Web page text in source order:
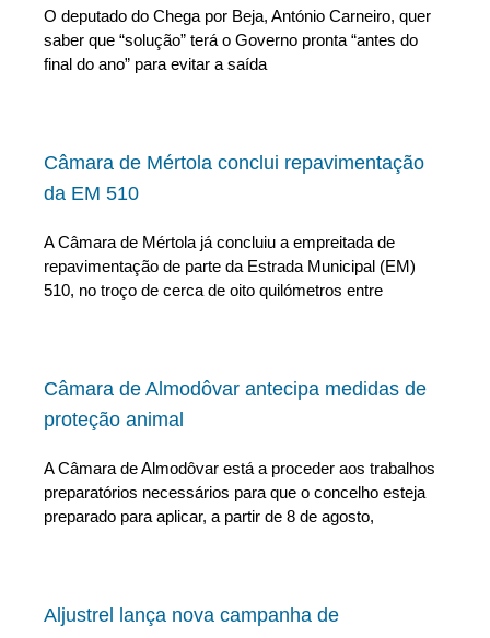
O deputado do Chega por Beja, António Carneiro, quer
saber que “solução” terá o Governo pronta “antes do
final do ano” para evitar a saída
Câmara de Mértola conclui repavimentação
da EM 510
A Câmara de Mértola já concluiu a empreitada de
repavimentação de parte da Estrada Municipal (EM)
510, no troço de cerca de oito quilómetros entre
Câmara de Almodôvar antecipa medidas de
proteção animal
A Câmara de Almodôvar está a proceder aos trabalhos
preparatórios necessários para que o concelho esteja
preparado para aplicar, a partir de 8 de agosto,
Aljustrel lança nova campanha de